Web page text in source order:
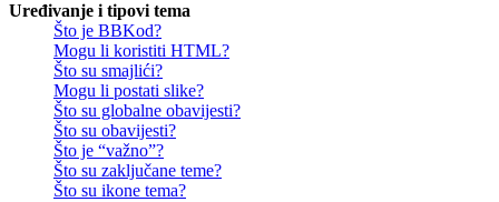
Uređivanje i tipovi tema
Što je BBKod?
Mogu li koristiti HTML?
Što su smajlići?
Mogu li postati slike?
Što su globalne obavijesti?
Što su obavijesti?
Što je “važno”?
Što su zaključane teme?
Što su ikone tema?